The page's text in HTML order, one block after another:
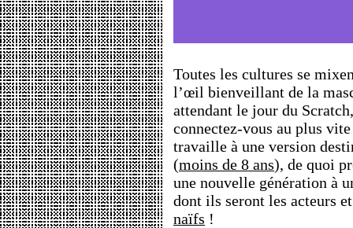
Toutes les cultures se
l’œil bienveillant de la
attendant le jour du
connectez-vous au plus
travaille à une version
(moins de 8 ans), de quoi
une nouvelle génération à
dont ils seront les acteurs
naïfs !